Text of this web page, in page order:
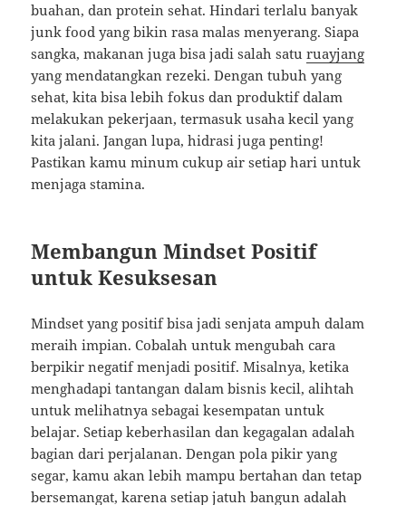
buahan, dan protein sehat. Hindari terlalu banyak
junk food yang bikin rasa malas menyerang. Siapa
sangka, makanan juga bisa jadi salah saturuayjang
yang mendatangkan rezeki. Dengan tubuh yang
sehat, kita bisa lebih fokus dan produktif dalam
melakukan pekerjaan, termasuk usaha kecil yang
kita jalani. Jangan lupa, hidrasi juga penting!
Pastikan kamu minum cukup air setiap hari untuk
menjaga stamina.
Membangun Mindset Positif
untuk Kesuksesan
Mindset yang positif bisa jadi senjata ampuh dalam
meraih impian. Cobalah untuk mengubah cara
berpikir negatif menjadi positif. Misalnya, ketika
menghadapi tantangan dalam bisnis kecil, alihtah
untuk melihatnya sebagai kesempatan untuk
belajar. Setiap keberhasilan dan kegagalan adalah
bagian dari perjalanan. Dengan pola pikir yang
segar, kamu akan lebih mampu bertahan dan tetap
bersemangat, karena setiap jatuh bangun adalah